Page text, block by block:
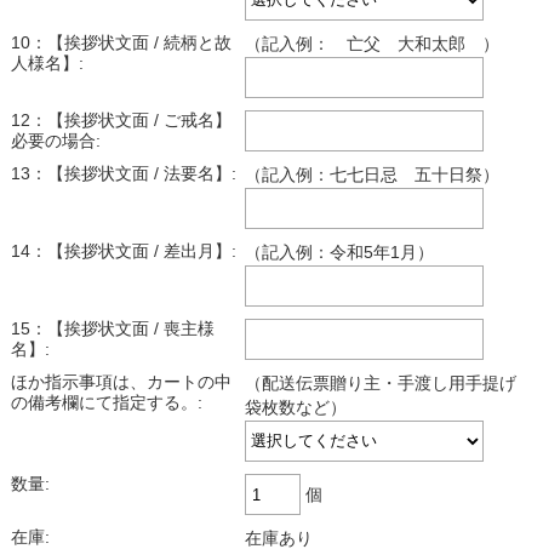
10：【挨拶状文面 / 続柄と故
人様名】:
（記入例： 亡父 大和太郎 ）
12：【挨拶状文面 / ご戒名】
必要の場合:
13：【挨拶状文面 / 法要名】:
（記入例：七七日忌 五十日祭）
14：【挨拶状文面 / 差出月】: （記入例：令和5年1月）
15：【挨拶状文面 / 喪主様
名】:
ほか指示事項は、カートの中
の備考欄にて指定する。:
（配送伝票贈り主・手渡し用手提げ
袋枚数など）
数量:
個
在庫: 在庫あり